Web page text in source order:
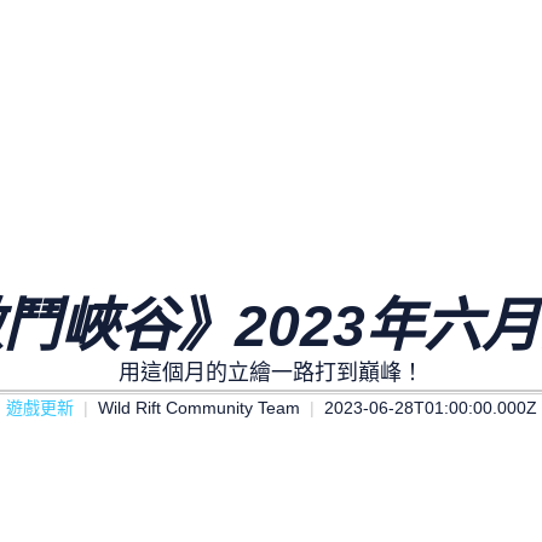
峽谷》2023年六
用這個月的立繪一路打到巔峰！
遊戲更新 Wild Rift Community Team 2023-06-28T01:00:00.000Z